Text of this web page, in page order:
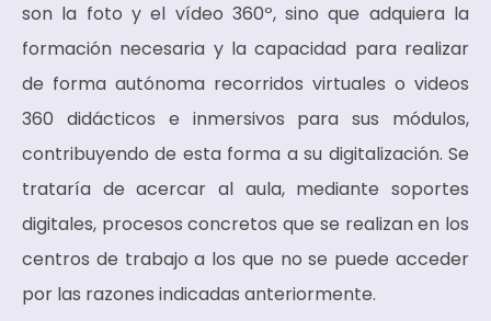
son la foto y el vídeo 360º, sino que adquiera la
formación necesaria y la capacidad para realizar
de forma autónoma recorridos virtuales o videos
360 didácticos e inmersivos para sus módulos,
contribuyendo de esta forma a su digitalización. Se
trataría de acercar al aula, mediante soportes
digitales, procesos concretos que se realizan en los
centros de trabajo a los que no se puede acceder
por las razones indicadas anteriormente.